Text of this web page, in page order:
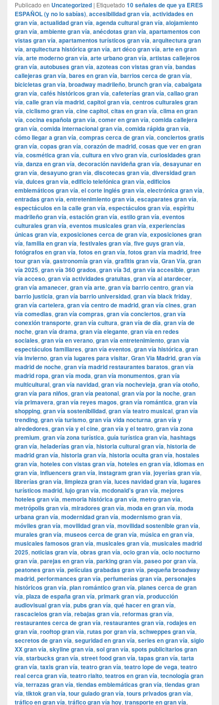
Publicado en Uncategorized | Etiquetado 10 señales de que ya ERES
ESPAÑOL (y no lo sabías), accesibilidad gran vía, actividades en
gran vía, actualidad gran vía, agenda cultural gran vía, alojamiento
gran vía, ambiente gran vía, anécdotas gran vía, apartamentos con
vistas gran vía, apartamentos turísticos gran vía, arquitectura gran
vía, arquitectura histórica gran vía, art déco gran vía, arte en gran
vía, arte moderno gran vía, arte urbano gran vía, artistas callejeros
gran vía, autobuses gran vía, azoteas con vistas gran vía, bandas
callejeras gran vía, bares en gran vía, barrios cerca de gran vía,
bicicletas gran vía, broadway madrileño, brunch gran vía, cabalgata
gran vía, cafés históricos gran vía, cafeterías gran vía, callao gran
vía, calle gran vía madrid, capitol gran vía, centros culturales gran
vía, ciclismo gran vía, cine capitol, citas en gran vía, clima en gran
vía, cocina española gran vía, comer en gran vía, comida callejera
gran vía, comida internacional gran vía, comida rápida gran vía,
cómo llegar a gran vía, compras cerca de gran vía, conciertos gratis
gran vía, copas gran vía, corazón de madrid, cosas que ver en gran
vía, cosmética gran vía, cultura en vivo gran vía, curiosidades gran
vía, danza en gran vía, decoración navideña gran vía, desayunar en
gran vía, desayuno gran vía, discotecas gran vía, diversidad gran
vía, dulces gran vía, edificio telefónica gran vía, edificios
emblemáticos gran vía, el corte inglés gran vía, electrónica gran vía,
entradas gran vía, entretenimiento gran vía, escaparates gran vía,
espectáculos en la calle gran vía, espectáculos gran vía, espíritu
madrileño gran vía, estación gran vía, estilo gran vía, eventos
culturales gran vía, eventos musicales gran vía, experiencias
únicas gran vía, exposiciones cerca de gran vía, exposiciones gran
vía, familia en gran vía, festivales gran vía, five guys gran vía,
fotógrafos en gran vía, fotos en gran vía, fotos gran vía madrid, free
tour gran vía, gastronomía gran vía, grafitis gran vía, Gran Vía, gran
vía 2025, gran vía 360 grados, gran vía 3d, gran vía accesible, gran
vía acceso, gran vía actividades gratuitas, gran vía al atardecer,
gran vía amanecer, gran vía arte, gran vía barrio centro, gran vía
barrio justicia, gran vía barrio universidad, gran vía black friday,
gran vía cartelera, gran vía centro de madrid, gran vía cines, gran
vía comedias, gran vía compras, gran vía conciertos, gran vía
conexión transporte, gran vía cultura, gran vía de día, gran vía de
noche, gran vía drama, gran vía elegante, gran vía en redes
sociales, gran vía en verano, gran vía entretenimiento, gran vía
espectáculos familiares, gran vía eventos, gran vía histórica, gran
vía invierno, gran vía lugares para visitar, ​​Gran Via Madrid, gran vía
madrid de noche, gran vía madrid restaurantes baratos, gran vía
madrid ropa, gran vía moda, gran vía monumentos, gran vía
multicultural, gran vía navidad, gran vía nochevieja, gran vía otoño,
gran vía para niños, gran vía peatonal, gran vía por la noche, gran
vía primavera, gran vía reyes magos, gran vía romántica, gran vía
shopping, gran vía sostenibilidad, gran vía teatro musical, gran vía
trending, gran vía turismo, gran vía vida nocturna, gran vía y
alrededores, gran vía y el cine, gran vía y el teatro, gran vía zona
premium, gran vía zona turística, guía turística gran vía, hashtags
gran vía, heladerías gran vía, historia cultural gran vía, historia de
madrid gran vía, historia gran vía, historia oculta gran vía, hostales
gran vía, hoteles con vistas gran vía, hoteles en gran vía, idiomas en
gran vía, influencers gran vía, instagram gran vía, joyerías gran vía,
librerías gran vía, limpieza gran vía, luces navidad gran vía, lugares
turísticos madrid, lujo gran vía, mcdonald’s gran vía, mejores
hoteles gran vía, memoria histórica gran vía, metro gran vía,
metrópolis gran vía, miradores gran vía, moda en gran vía, moda
urbana gran vía, modernidad gran vía, modernismo gran vía,
móviles gran vía, movilidad gran vía, movilidad sostenible gran vía,
murales gran vía, museos cerca de gran vía, música en gran vía,
musicales famosos gran vía, musicales gran vía, musicales madrid
2025, noticias gran vía, obras gran vía, ocio gran vía, ocio nocturno
gran vía, parejas en gran vía, parking gran vía, paseo por gran vía,
peatones gran vía, películas grabadas gran vía, pequeña broadway
madrid, performances gran vía, perfumerías gran vía, personajes
históricos gran vía, plan romántico gran vía, planes cerca de gran
vía, plaza de españa gran vía, primark gran vía, producción
audiovisual gran vía, pubs gran vía, qué hacer en gran vía,
rascacielos gran vía, rebajas gran vía, reformas gran vía,
restaurantes cerca de gran vía, restaurantes gran vía, rodajes en
gran vía, rooftop gran vía, rutas por gran vía, schweppes gran vía,
secretos de gran vía, seguridad en gran vía, series en gran vía, siglo
XX gran vía, skyline gran vía, sol gran vía, spots publicitarios gran
vía, starbucks gran vía, street food gran vía, tapas gran vía, tarta
gran vía, taxis gran vía, teatro gran vía, teatro lope de vega, teatro
real cerca gran vía, teatro rialto, teatros en gran vía, tecnología gran
vía, terrazas gran vía, tiendas emblemáticas gran vía, tiendas gran
vía, tiktok gran vía, tour guiado gran vía, tours privados gran vía,
tráfico en gran vía, tráfico gran vía hoy, transporte en gran vía,